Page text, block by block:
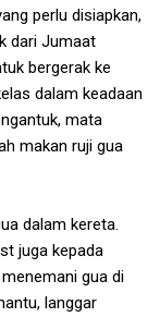
perlu disiapkan,
dari Jumaat
bergerak ke
dalam keadaan
mata
makan ruji gua
dalam kereta.
juga kepada
gua di
langgar